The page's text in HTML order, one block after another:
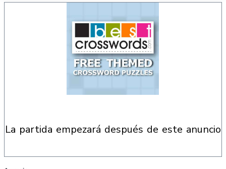
la partida empezará después de este anuncio